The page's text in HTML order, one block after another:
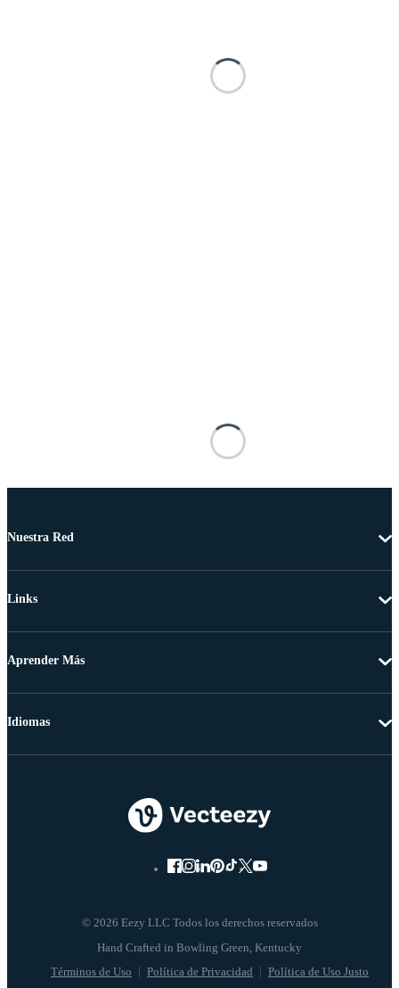
Nuestra Red
Links
Aprender Más
© 2026 Eezy LLC Todos los derechos reservados
Términos de Uso Política de Privacidad Política de Uso Justo
Idiomas